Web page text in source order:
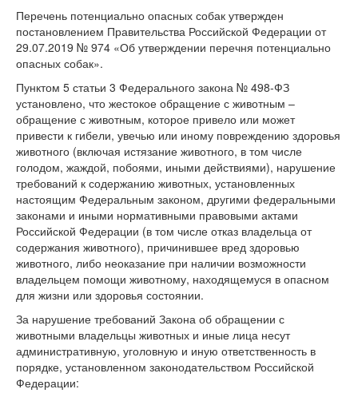
Перечень потенциально опасных собак утвержден
постановлением Правительства Российской Федерации от
29.07.2019 № 974 «Об утверждении перечня потенциально
опасных собак».
Пунктом 5 статьи 3 Федерального закона № 498-ФЗ
установлено, что жестокое обращение с животным –
обращение с животным, которое привело или может
привести к гибели, увечью или иному повреждению здоровья
животного (включая истязание животного, в том числе
голодом, жаждой, побоями, иными действиями), нарушение
требований к содержанию животных, установленных
настоящим Федеральным законом, другими федеральными
законами и иными нормативными правовыми актами
Российской Федерации (в том числе отказ владельца от
содержания животного), причинившее вред здоровью
животного, либо неоказание при наличии возможности
владельцем помощи животному, находящемуся в опасном
для жизни или здоровья состоянии.
За нарушение требований Закона об обращении с
животными владельцы животных и иные лица несут
административную, уголовную и иную ответственность в
порядке, установленном законодательством Российской
Федерации: